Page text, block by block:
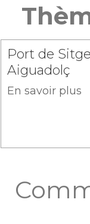
Port de
Aiguadolç
En savoir plus